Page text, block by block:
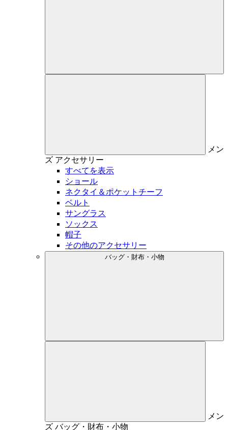
メン
ズ アクセサリー
すべてを表示
ショール
ネクタイ＆ポケットチーフ
ベルト
サングラス
ソックス
帽子
その他のアクセサリー
バッグ・財布・小物
メン
ズ バッグ・財布・小物